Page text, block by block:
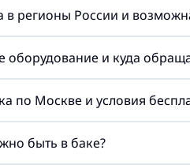
в регионы России и
оборудование и куда
по Москве и условия
быть в баке?